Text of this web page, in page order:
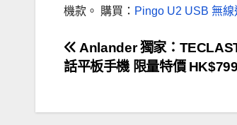
機款。 購買： Pingo U2 USB 無線
文
章
導
Anlander 獨家：
話平板手機 限量特價 HK$799